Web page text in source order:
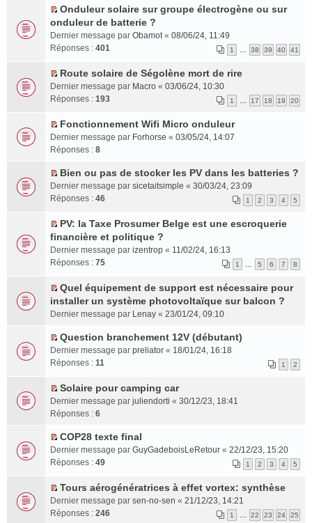
n
t
s
r
é
c
n
t
e
p
l
s
r
é
e
n
t
o
n
l
u
e
p
l
s
r
é
e
n
t
a
g
e
n
n
l
u
e
p
l
s
r
é
e
n
t
m
e
s
s
g
e
n
n
l
u
e
p
l
s
r
é
c
n
e
r
l
e
e
s
s
g
n
n
l
u
e
u
n
s
t
e
m
e
s
a
g
n
n
l
e
u
s
c
e
C
o
n
u
t
e
m
e
s
s
g
o
n
l
e
p
u
s
c
e
n
Onduleur solaire sur groupe électrogène ou sur
onduleur de batterie ?
Dernier message par Obamot« 08/06/24, 11:49
Réponses : 401 1 38 39 40 41
C
o
s
u
l
e
r
l
m
e
s
s
g
n
l
u
e
l
s
r
é
e
n
t
Route solaire de Ségolène mort de rire
Dernier message par Macro « 03/06/24, 10:30
Réponses : 193 1 17 18 19 20
C
o
s
u
l
e
r
l
e
e
g
e
n
n
l
u
e
p
l
s
r
é
Fonctionnement Wifi Micro onduleur
Dernier message par Forhorse « 03/05/24, 14:07
Réponses : 8
C
o
s
t
e
s
g
n
o
n
l
u
e
l
Bien ou pas de stocker les PV dans les batteries ?
Dernier message par sicetaitsimple « 30/03/24, 23:09
Réponses : 46 1 2 3 4 5
C
o
n
u
r
l
e
e
s
g
e
n
n
l
u
PV: la Taxe Prosumer Belge est une escroquerie
financière et politique ?
Dernier message par izentrop « 11/02/24, 16:13
Réponses : 75 1 5 6 7 8
C
o
s
u
l
e
r
l
m
e
s
a
g
e
Quel équipement de support est nécessaire pour
installer un système photovoltaïque sur balcon ?
Dernier message par Lenay « 23/01/24, 09:10
C
o
s
u
l
e
r
l
m
e
s
Question branchement 12V (débutant)
Dernier message par preliator « 18/01/24, 16:18
Réponses : 11 1 2
C
o
s
u
l
e
r
l
Solaire pour camping car
Dernier message par juliendorti « 30/12/23, 18:41
Réponses : 6
C
o
s
u
l
COP28 texte final
Dernier message par GuyGadeboisLeRetour « 22/12/23, 15:20
Réponses : 49 1 2 3 4 5
C
o
Tours aérogénératrices à effet vortex: synthèse
Dernier message par sen-no-sen « 21/12/23, 14:21
Réponses : 246 1 22 23 24 25